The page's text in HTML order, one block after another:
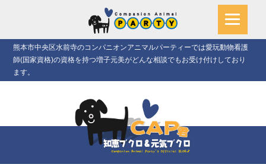
熊本市中央区水前寺のコンパニオンアニマルパーティーでは愛玩動物看護
師(国家資格)の資格を持つ増子元美がどんな相談でもお受け付けしており
ます。